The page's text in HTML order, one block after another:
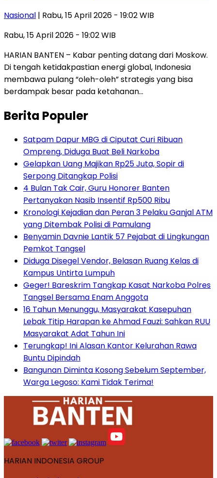
Nasional | Rabu, 15 April 2026 - 19:02 WIB
Rabu, 15 April 2026 - 19:02 WIB
HARIAN BANTEN – Kabar penting datang dari Moskow.
Di tengah ketidakpastian energi global, Indonesia
membawa pulang “oleh-oleh” strategis yang bisa
berdampak besar pada ketahanan…
Berita Populer
Satpam Dapur MBG di Ciputat Curi Ribuan
Ompreng, Diduga Buat Beli Narkoba
Gelapkan Uang Majikan Rp25 Juta, Sopir di
Serpong Ditangkap Polisi
4 Bulan Tak Cair, Guru Honorer Banten
Pertanyakan Nasib Insentif Rp500 Ribu
Kronologi Kejadian dan Peran 3 Pelaku Ganjal ATM
yang Ditembak Polisi di Pamulang
Benyamin Davnie Lantik 57 Pejabat di Lingkungan
Pemkot Tangsel
Diduga Disegel Vendor, Belasan Ruang Kelas di
Kampus Untirta Lumpuh
Geger! Bareskrim Tangkap Kasat Narkoba Polres
Tangsel Bersama Enam Anggota
16 Tahun Menunggu, Masyarakat Kasepuhan
Lebak Titip Harapan ke Ahmad Fauzi: Sahkan RUU
Masyarakat Adat Tahun Ini
Terungkap! Ini Alasan Kantor Kelurahan Rawa
Buntu Dipindah
Bangunan Diminta Kosong Sebelum September,
Warga Legoso: Kami Tidak Terima!
HARIAN INDONESIA GROUP